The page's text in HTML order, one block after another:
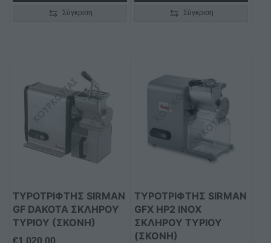
Σύγκριση Σύγκριση
ΤΥΡΟΤΡΙΦΤΗΣ SIRMAN
GF DAKOTA ΣΚΛΗΡΟΥ
ΤΥΡΙΟΥ (ΣΚΟΝΗ)
ΤΥΡΟΤΡΙΦΤΗΣ SIRMAN
GFX HP2 INOX
ΣΚΛΗΡΟΥ ΤΥΡΙΟΥ
(ΣΚΟΝΗ)
πολλαπλές
παραλλαγές.
να
επιλεγούν
στη